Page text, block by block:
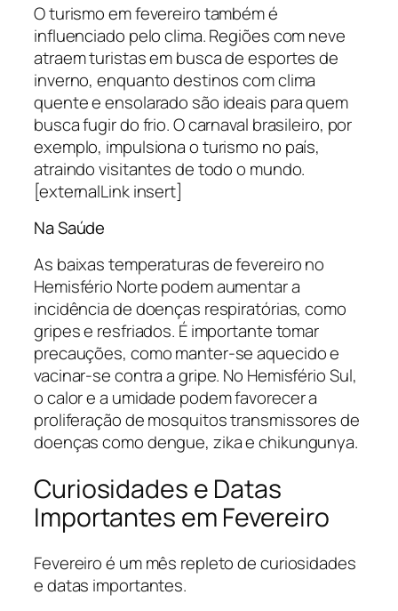
O turismo em fevereiro também é
influenciado pelo clima. Regiões com neve
atraem turistas em busca de esportes de
inverno, enquanto destinos com clima
quente e ensolarado são ideais para quem
busca fugir do frio. O carnaval brasileiro, por
exemplo, impulsiona o turismo no país,
atraindo visitantes de todo o mundo.
[externalLink insert]
Na Saúde
As baixas temperaturas de fevereiro no
Hemisfério Norte podem aumentar a
incidência de doenças respiratórias, como
gripes e resfriados. É importante tomar
precauções, como manter-se aquecido e
vacinar-se contra a gripe. No Hemisfério Sul,
o calor e a umidade podem favorecer a
proliferação de mosquitos transmissores de
doenças como dengue, zika e chikungunya.
Curiosidades e Datas
Importantes em Fevereiro
Fevereiro é um mês repleto de curiosidades
e datas importantes.